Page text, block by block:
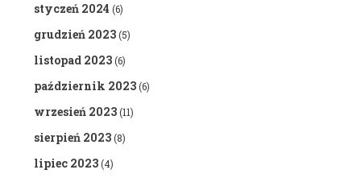
styczeń 2024 (6)
grudzień 2023(5)
listopad 2023(6)
październik 2023(6)
wrzesień 2023(11)
sierpień 2023(8)
lipiec 2023(4)